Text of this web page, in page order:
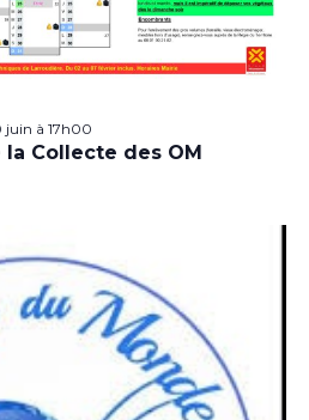
juin à 17h00
Collecte des OM